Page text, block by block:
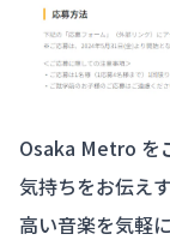
Osaka Metro を
気持ちをお伝え
高い音楽を気軽